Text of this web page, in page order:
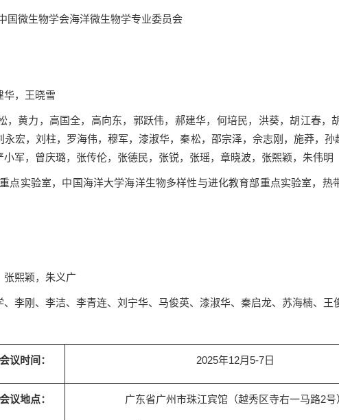
国微生物学会海洋微生物学专业委员会
华，王晓雪
，黄力，高国全，高向东，郭跃伟，郝建华，何培民，洪葵，胡江春
宏，刘柱，罗海伟，穆军，漆淑华，秦松，邵宗泽，佘志刚，施莽，孙
军，曾庆璐，张传伦，张德民，张锐，张瑶，章晓波，张熙颖，朱伟明
点实验室，中国海洋大学海洋生物多样性与进化教育部重点实验室，
张熙颖，朱义广
李刚、李洁、李青连、刘宁华、马俊英、漆淑华、秦启龙、苏海楠、王
会议时间： 2025年12月5-7日
会议地点： 广东省广州市珠江宾馆（越秀区寺右一马路2号